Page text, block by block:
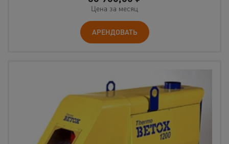
Цена за месяц
АРЕНДОВАТЬ